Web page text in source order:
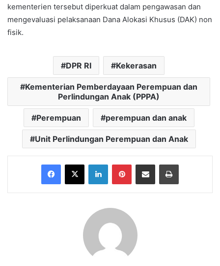
kementerien tersebut diperkuat dalam pengawasan dan
mengevaluasi pelaksanaan Dana Alokasi Khusus (DAK) non
fisik.
DPR RI Kekerasan
Kementerian Pemberdayaan Perempuan dan
Perlindungan Anak (PPPA)
Perempuan perempuan dan anak
Unit Perlindungan Perempuan dan Anak
Facebook
X LinkedInPinterestShare via Email Print